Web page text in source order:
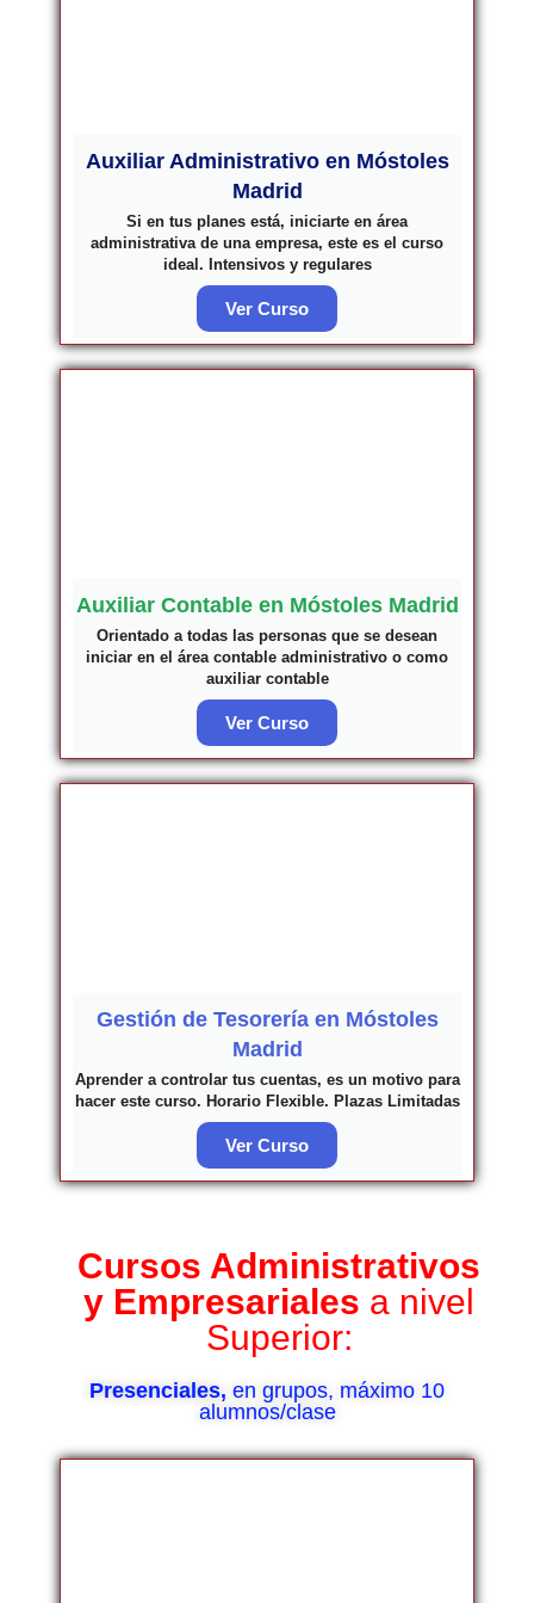
Auxiliar Administrativo en Móstoles
Madrid
Si en tus planes está, iniciarte en área
administrativa de una empresa, este es el curso
ideal. Intensivos y regulares
Ver Curso
Auxiliar Contable en Móstoles Madrid
Orientado a todas las personas que se desean
iniciar en el área contable administrativo o como
auxiliar contable
Ver Curso
Gestión de Tesorería en Móstoles
Madrid
Aprender a controlar tus cuentas, es un motivo para
hacer este curso. Horario Flexible. Plazas Limitadas
Ver Curso
Cursos Administrativos
y Empresariales a nivel
Superior:
Presenciales, en grupos, máximo 10
alumnos/clase